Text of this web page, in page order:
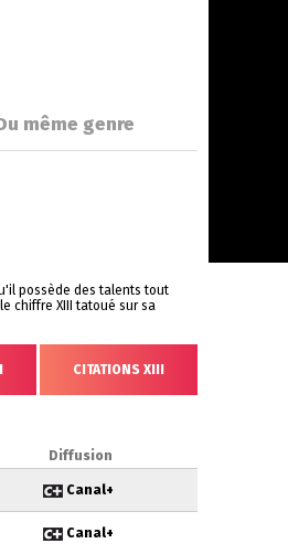
même genre
possède des talents tout
chiffre XIII tatoué sur sa
CITATIONS XIII
Diffusion
Canal+
Canal+